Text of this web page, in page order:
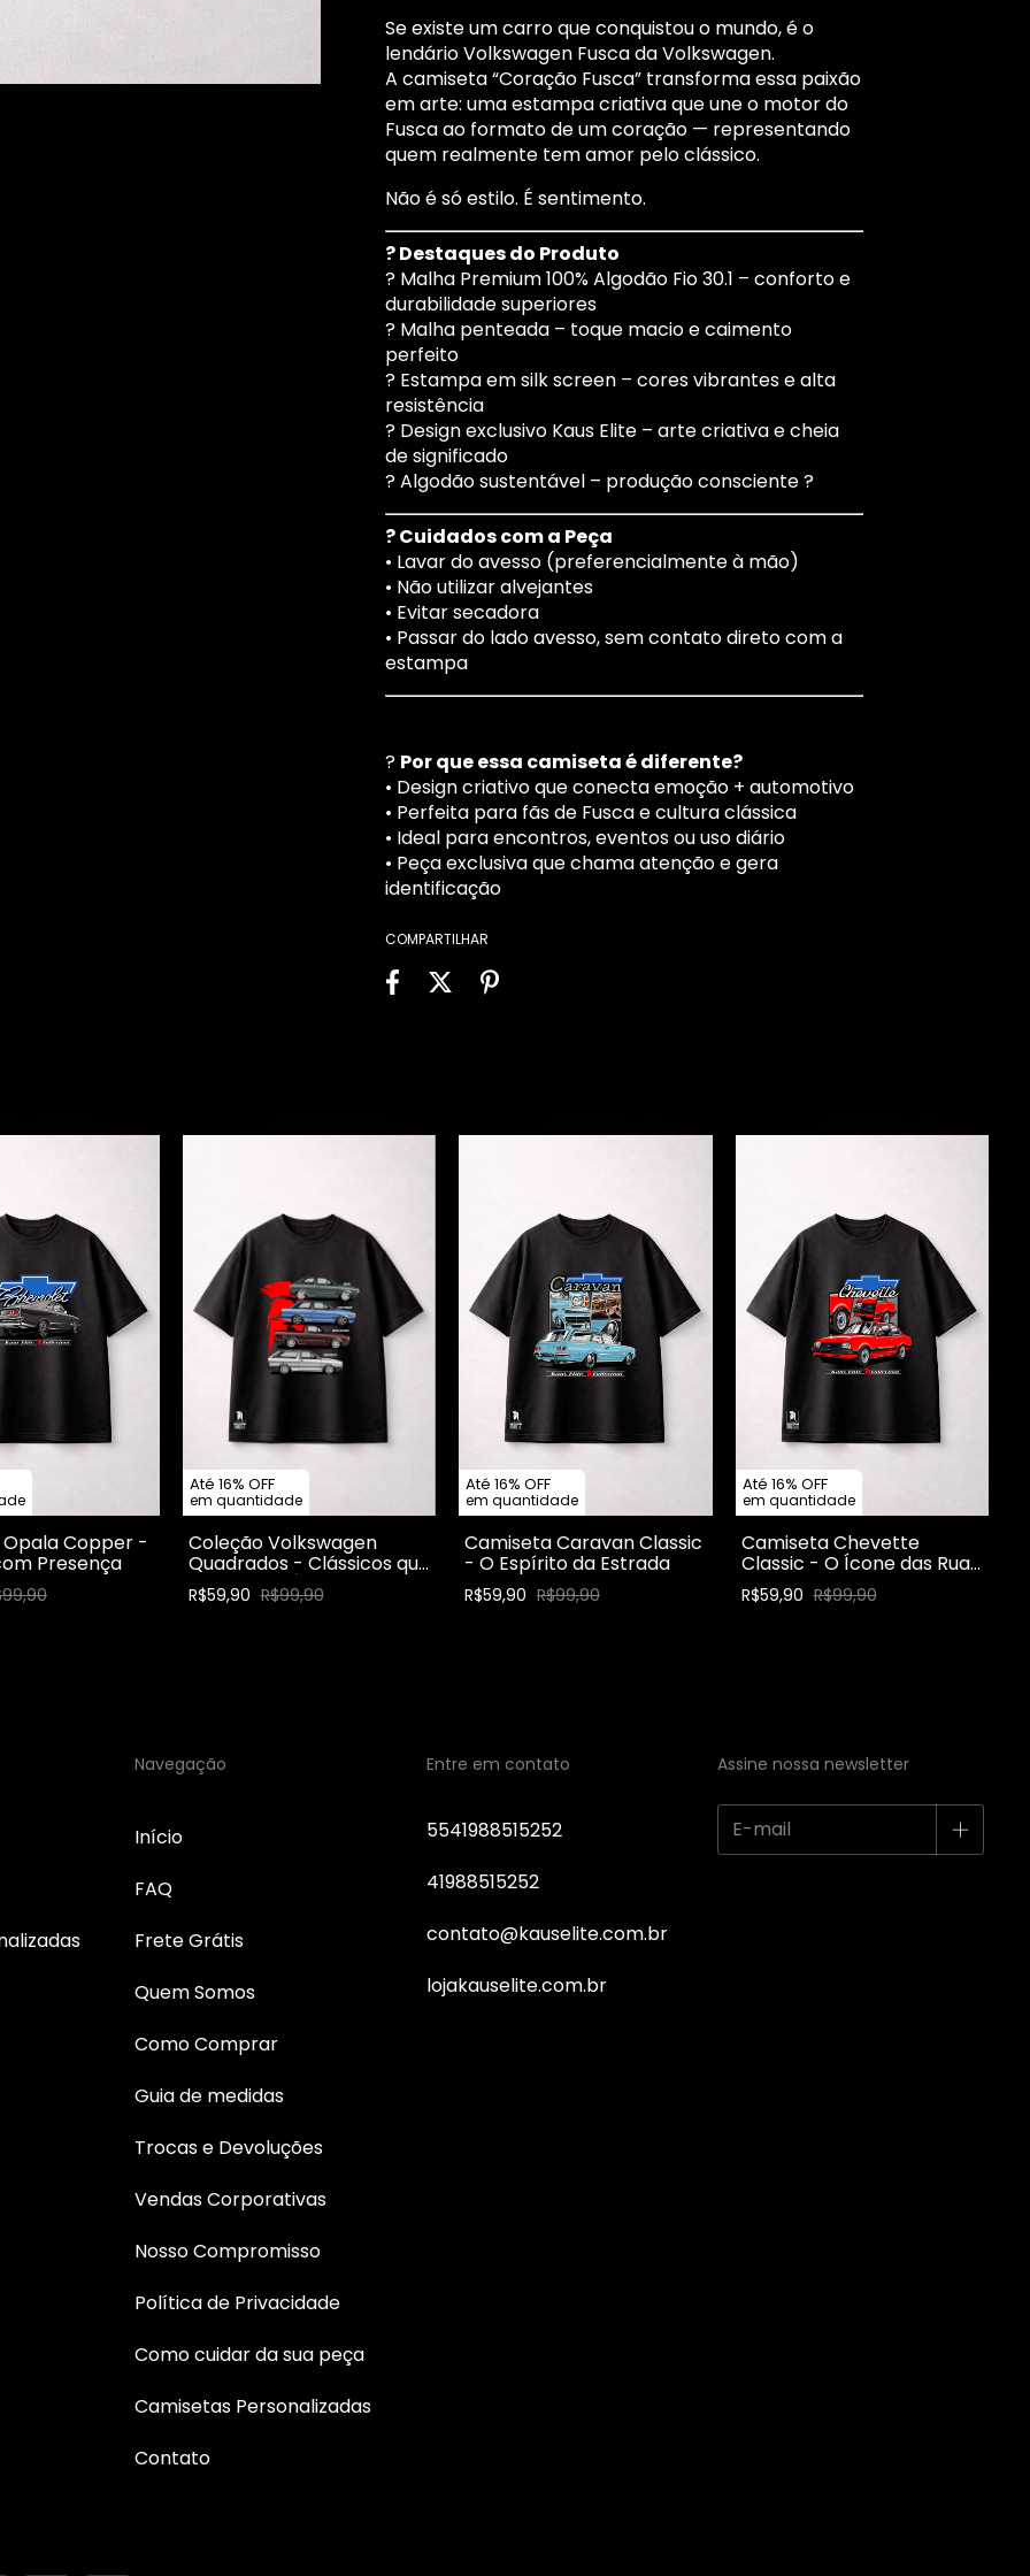
Se existe um carro que conquistou o mundo, é o
lendárioVolkswagen FuscadaVolkswagen.
A camiseta “Coração Fusca” transforma essa paixão
em arte: uma estampa criativa que une o motor do
Fusca ao formato de um coração — representando
quem realmente tem amor pelo clássico.
Não é só estilo. É sentimento.
? Destaques do Produto
? Malha Premium 100% Algodão Fio 30.1 – conforto e
durabilidade superiores
? Malha penteada – toque macio e caimento
perfeito
? Estampa em silk screen – cores vibrantes e alta
resistência
? Design exclusivo Kaus Elite – arte criativa e cheia
de significado
? Algodão sustentável – produção consciente ?
? Cuidados com a Peça
• Lavar do avesso (preferencialmente à mão)
• Não utilizar alvejantes
• Evitar secadora
• Passar do lado avesso, sem contato direto com a
estampa
? Por que essa camiseta é diferente?
• Design criativo que conecta emoção + automotivo
• Perfeita para fãs de Fusca e cultura clássica
• Ideal para encontros, eventos ou uso diário
• Peça exclusiva que chama atenção e gera
identificação
COMPARTILHAR
Copper -
Presença
Até 16% OFF
em quantidade
Coleção Volkswagen
Quadrados - Clássicos que
Marcaram Época
R$59,90 R$99,90
Até 16% OFF
em quantidade
Camiseta Caravan Classic
- O Espírito da Estrada
R$59,90 R$99,90
Até 16% OFF
em quantidade
Camiseta Chevette
Classic - O Ícone das Ruas
|
R$59,90 R$99,90
Navegação
Início
FAQ
Frete Grátis
Quem Somos
Como Comprar
Guia de medidas
Trocas e Devoluções
Vendas Corporativas
Nosso Compromisso
Política de Privacidade
Como cuidar da sua peça
Camisetas Personalizadas
Contato
Entre em contato
5541988515252
41988515252
contato@kauselite.com.br
lojakauselite.com.br
Assine nossa newsletter